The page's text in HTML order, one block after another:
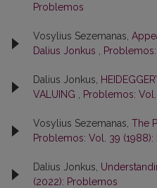
Problemos
Vosylius Sezemanas,
Dalius Jonkus
Dalius Jonkus,
VALUING
Problemos:
Vosylius Sezemanas, The
Problemos: Vol. 39
Dalius Jonkus,
(2022): Problemos